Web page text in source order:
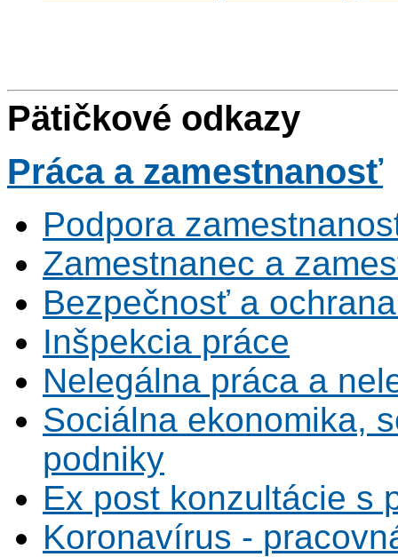
Pätičkové odkazy
Prácaa zamestnanosť
Podpora
Zamestnanec a
Bezpečnosť a
Inšpekcia práce
Nelegálna práca a
Sociálna ekonomika,
podniky
Ex post konzultácie s
Koronavírus -